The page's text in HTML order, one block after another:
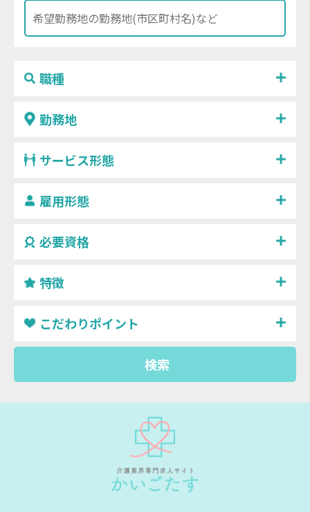
職種
勤務地
サービス形態
雇用形態
必要資格
特徴
こだわりポイント
検索